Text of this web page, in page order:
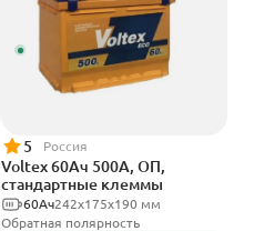
5 Россия
Voltex 60Ач 500А, ОП,
стандартные клеммы
242х175х190 мм
60Ач
Обратная полярность